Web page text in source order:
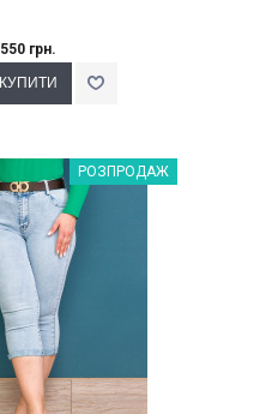
550 грн.
Варіант з %РОЗПРОДАЖ